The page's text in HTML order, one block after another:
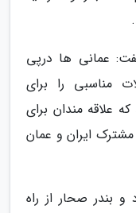
عمانی ها درپی
مناسبی را برای
که علاقه مندان برای
مشترک ایران و عمان
بندر صحار از راه